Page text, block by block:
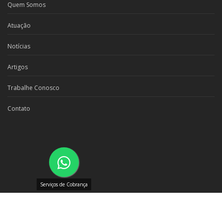
Quem Somos
Atuação
Notícias
Artigos
Trabalhe Conosco
Contato
Serviços de Cobrança